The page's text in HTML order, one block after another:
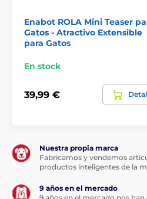
Funciones principales
Visión nocturna
: la cámara
automáticamente cuando el
Autocarga:con poca batería,
automáticamente a la base
nunca tengas que
Enabot ROLA Mini Teaser
Gatos - Atractivo Extensible
para Gatos
En stock
39,99 €
Nuestra propia marca
Fabricamos y vendemos
productos inteligentes de la
9 años en el mercado